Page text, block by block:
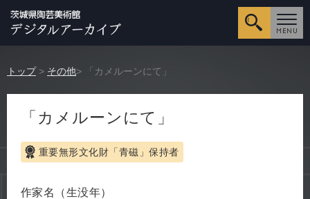
詳細検
トップ > その他> 「カメルーンにて」
「カメルーンにて」
重要無形文化財「青磁」保持者
作家名（生没年）